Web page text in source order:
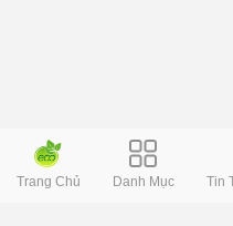
Trang Chủ Danh Mục Tin